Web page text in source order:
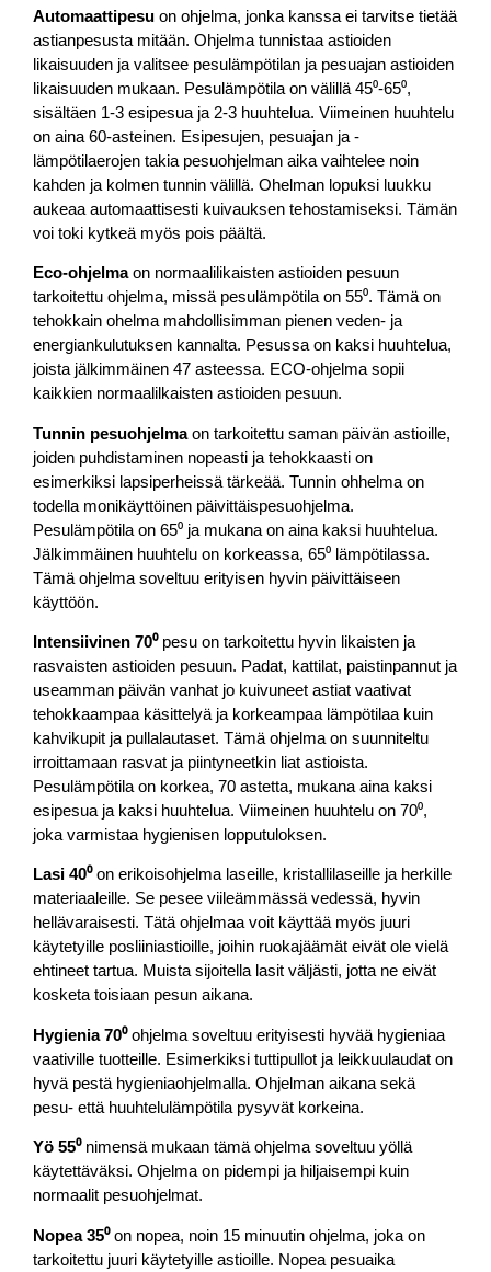
Automaattipesu on ohjelma, jonka kanssa ei tarvitse tietää
astianpesusta mitään. Ohjelma tunnistaa astioiden
likaisuuden ja valitsee pesulämpötilan ja pesuajan astioiden
likaisuuden mukaan. Pesulämpötila on välillä 45⁰-65⁰,
sisältäen 1-3 esipesua ja 2-3 huuhtelua. Viimeinen huuhtelu
on aina 60-asteinen. Esipesujen, pesuajan ja -
lämpötilaerojen takia pesuohjelman aika vaihtelee noin
kahden ja kolmen tunnin välillä. Ohelman lopuksi luukku
aukeaa automaattisesti kuivauksen tehostamiseksi. Tämän
voi toki kytkeä myös pois päältä.
Eco-ohjelmaon normaalilikaisten astioiden pesuun
tarkoitettu ohjelma, missä pesulämpötila on 55⁰. Tämä on
tehokkain ohelma mahdollisimman pienen veden- ja
energiankulutuksen kannalta. Pesussa on kaksi huuhtelua,
joista jälkimmäinen 47 asteessa. ECO-ohjelma sopii
kaikkien normaalilkaisten astioiden pesuun.
Tunnin pesuohjelmaon tarkoitettu saman päivän astioille,
joiden puhdistaminen nopeasti ja tehokkaasti on
esimerkiksi lapsiperheissä tärkeää. Tunnin ohhelma on
todella monikäyttöinen päivittäispesuohjelma.
Pesulämpötila on 65⁰ ja mukana on aina kaksi huuhtelua.
Jälkimmäinen huuhtelu on korkeassa, 65⁰ lämpötilassa.
Tämä ohjelma soveltuu erityisen hyvin päivittäiseen
käyttöön.
Intensiivinen 70⁰pesu on tarkoitettu hyvin likaisten ja
rasvaisten astioiden pesuun. Padat, kattilat, paistinpannut ja
useamman päivän vanhat jo kuivuneet astiat vaativat
tehokkaampaa käsittelyä ja korkeampaa lämpötilaa kuin
kahvikupit ja pullalautaset. Tämä ohjelma on suunniteltu
irroittamaan rasvat ja piintyneetkin liat astioista.
Pesulämpötila on korkea, 70 astetta, mukana aina kaksi
esipesua ja kaksi huuhtelua. Viimeinen huuhtelu on 70⁰,
joka varmistaa hygienisen lopputuloksen.
Lasi 40⁰on erikoisohjelma laseille, kristallilaseille ja herkille
materiaaleille. Se pesee viileämmässä vedessä, hyvin
hellävaraisesti. Tätä ohjelmaa voit käyttää myös juuri
käytetyille posliiniastioille, joihin ruokajäämät eivät ole vielä
ehtineet tartua. Muista sijoitella lasit väljästi, jotta ne eivät
kosketa toisiaan pesun aikana.
Hygienia 70⁰ohjelma soveltuu erityisesti hyvää hygieniaa
vaativille tuotteille. Esimerkiksi tuttipullot ja leikkuulaudat on
hyvä pestä hygieniaohjelmalla. Ohjelman aikana sekä
pesu- että huuhtelulämpötila pysyvät korkeina.
Yö 55⁰nimensä mukaan tämä ohjelma soveltuu yöllä
käytettäväksi. Ohjelma on pidempi ja hiljaisempi kuin
normaalit pesuohjelmat.
Nopea 35⁰on nopea, noin 15 minuutin ohjelma, joka on
tarkoitettu juuri käytetyille astioille. Nopea pesuaika